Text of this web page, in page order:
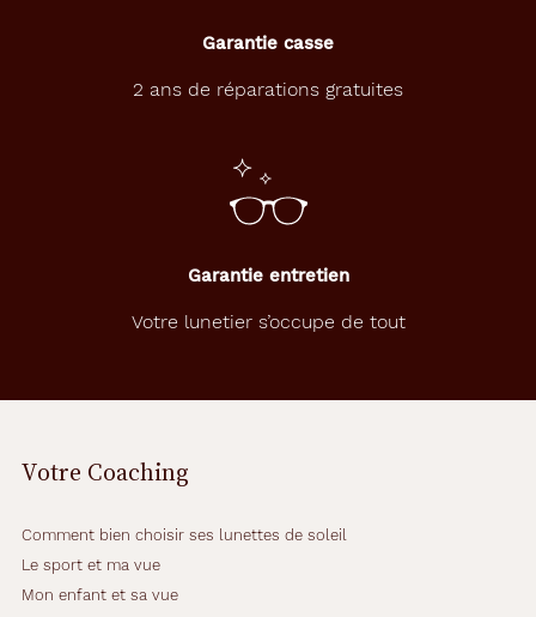
Garantie casse
2 ans de réparations gratuites
Garantie entretien
Votre lunetier s’occupe de tout
Votre Coaching
Comment bien choisir ses lunettes de soleil
Le sport et ma vue
Mon enfant et sa vue